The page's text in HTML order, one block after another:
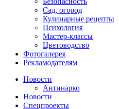
Сад, огород
Кулинарные рецепты
Психология
Мастер-классы
Цветоводство
Фотогалерея
Рекламодателям
Новости
Антинарко
Новости
Спецпроекты